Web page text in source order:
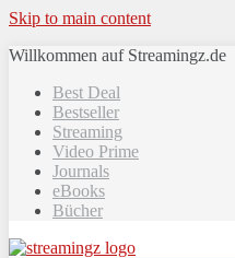
Skip to main content
Willkommen auf Streamingz.de
Best Deal
Bestseller
Streaming
Video Prime
Journals
eBooks
Bücher